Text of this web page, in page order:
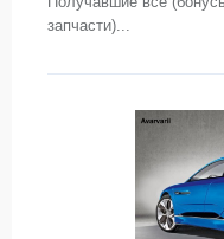
запчасти)...